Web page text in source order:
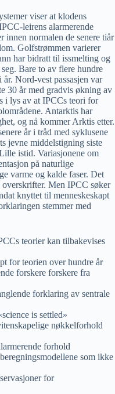
viser at klodens
leirens alarmerende
innen normalen de senere tiår
Golfstrømmen varierer
har bidratt til issmelting og
Bare to av flere hundre
Nord-vest passasjen var
30 år med gradvis økning av
i lys av at IPCCs teori for
Antarktis har
og nå kommer Arktis etter.
år i tråd med syklusene
jevne middelstigning siste
istid. Variasjonene om
på naturlige
varme og kalde faser. Det
Men IPCC søker
knyttet til menneskeskapt
stemmer med
teorier kan tilbakevises
for teorien over hundre år
forskere forskere fra
forklaring av sentrale
is settled»
nøkkelforhold
forhold
som ikke
for